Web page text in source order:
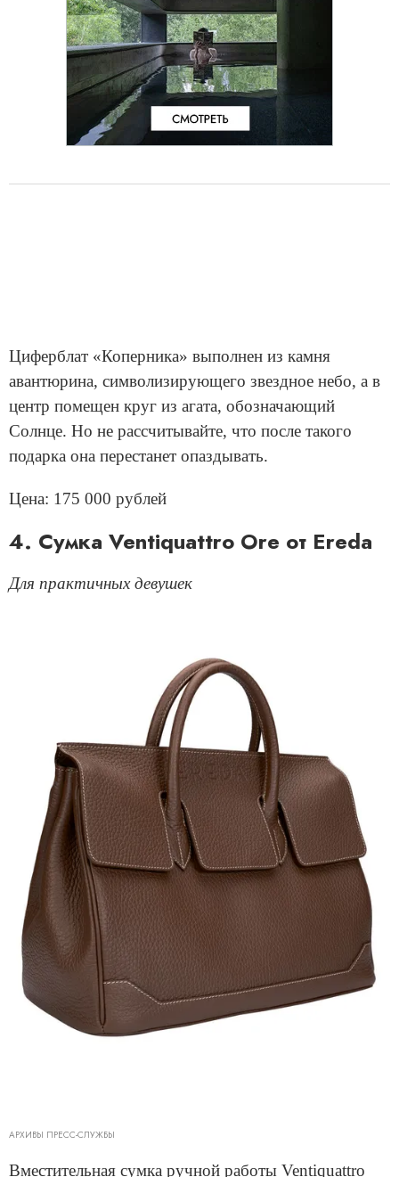
Циферблат «Коперника» выполнен из камня
авантюрина, символизирующего звездное небо, а в
центр помещен круг из агата, обозначающий
Солнце. Но не рассчитывайте, что после такого
подарка она перестанет опаздывать.
Цена: 175 000 рублей
4. Сумка Ventiquattro Ore от Ereda
Для практичных девушек
АРХИВЫ ПРЕСС-СЛУЖБЫ
Вместительная сумка ручной работы Ventiquattro